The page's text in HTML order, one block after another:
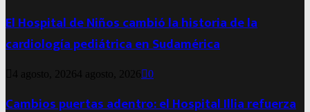
El Hospital de Niños cambió la historia de la
cardiología pediátrica en Sudamérica
4 agosto, 20264 agosto, 2026 0
Cambios puertas adentro: el Hospital Illia refuerza